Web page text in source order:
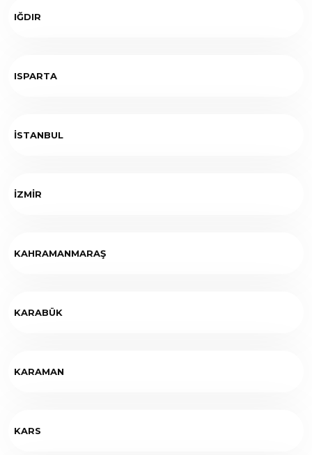
IĞDIR
ISPARTA
İSTANBUL
İZMİR
KAHRAMANMARAŞ
KARABÜK
KARAMAN
KARS